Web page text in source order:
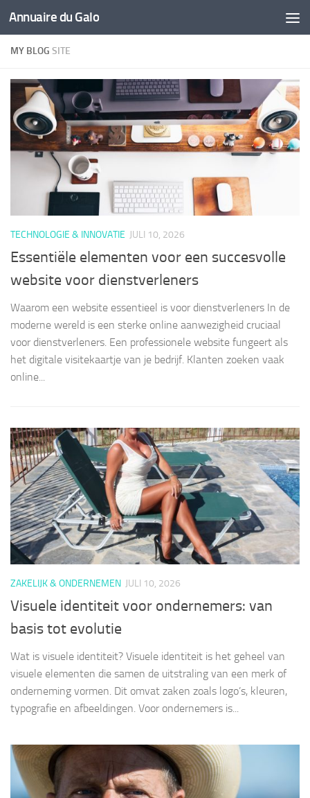
Doorgaan naar inhoud
Annuaire du Galo
MY BLOG SITE
TECHNOLOGIE & INNOVATIE JULI 10, 2026
Essentiële elementen voor een succesvolle
website voor dienstverleners
Waarom een website essentieel is voor dienstverleners In de
moderne wereld is een sterke online aanwezigheid cruciaal
voor dienstverleners. Een professionele website fungeert als
het digitale visitekaartje van je bedrijf. Klanten zoeken vaak
online...
ZAKELIJK & ONDERNEMEN JULI 10, 2026
Visuele identiteit voor ondernemers: van
basis tot evolutie
Wat is visuele identiteit? Visuele identiteit is het geheel van
visuele elementen die samen de uitstraling van een merk of
onderneming vormen. Dit omvat zaken zoals logo’s, kleuren,
typografie en afbeeldingen. Voor ondernemers is...